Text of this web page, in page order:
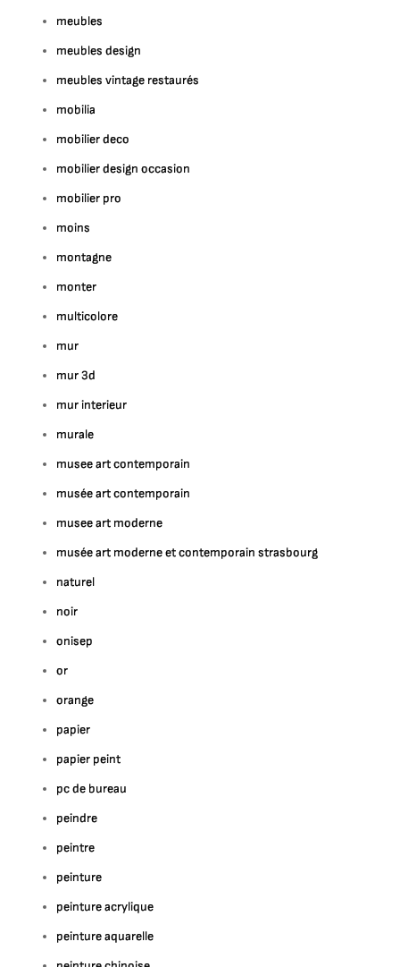
meubles
meubles design
meubles vintage restaurés
mobilia
mobilier deco
mobilier design occasion
mobilier pro
moins
montagne
monter
multicolore
mur
mur 3d
mur interieur
murale
musee art contemporain
musée art contemporain
musee art moderne
musée art moderne et contemporain strasbourg
naturel
noir
onisep
or
orange
papier
papier peint
pc de bureau
peindre
peintre
peinture
peinture acrylique
peinture aquarelle